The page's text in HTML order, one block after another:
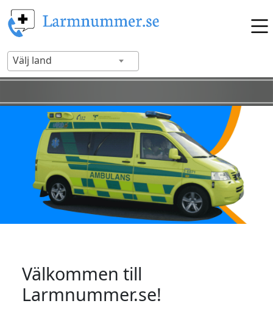
Välj land
Välkommen till
Larmnummer.se!